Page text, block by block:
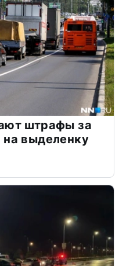
штрафы за
выделенку